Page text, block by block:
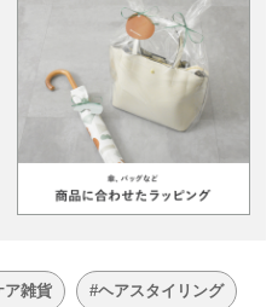
ア雑貨 #ヘアスタイリング